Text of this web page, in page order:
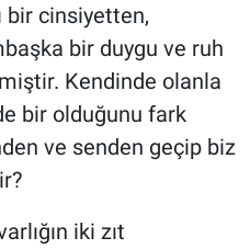
bir cinsiyetten,
bir duygu ve ruh
Kendinde olanla
bir olduğunu fark
ve senden geçip biz
iki zıt